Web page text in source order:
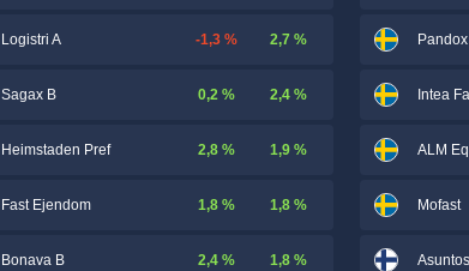
Logistri A -1,3 % 2,7 %
Sagax B 0,2 % 2,4 %
Heimstaden Pref 2,8 % 1,9 %
Fast Ejendom 1,8 % 1,8 %
Bonava B 2,4 % 1,8 %
Pandox
Intea
ALM
Mofast